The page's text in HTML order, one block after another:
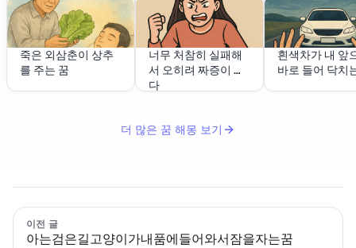
죽은 외삼춘이 상추
를 주는 꿈
너무 처참히 실패해
서 오히려 짜증이 났
다
흰색차가 내 앞
바로 들어 닥치
더 많은 꿈 해몽 보기
이전 글
아는검은길고양이가내품에들어와서잠을자는꿈